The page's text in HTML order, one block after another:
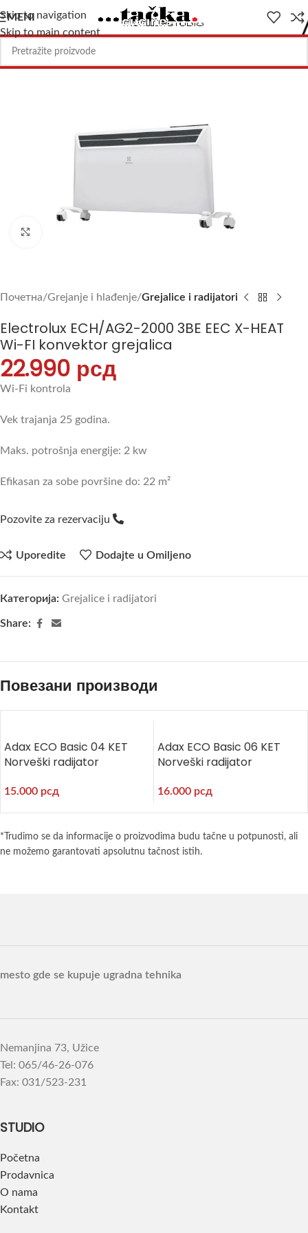
Skip to navigation
Skip to main content
MENI
Почетна Grejanje i hlađenje Grejalice i radijatori
Electrolux ECH/AG2-2000 3BE EEC X-HEAT
Wi-FI konvektor grejalica
22.990 рсд
Wi-Fi kontrola
Vek trajanja 25 godina.
Maks. potrošnja energije: 2 kw
Efikasan za sobe površine do: 22 m²
Pozovite za rezervaciju
Uporedite Dodajte u Omiljeno
Категорија: Grejalice i radijatori
Share:
Повезани производи
Adax ECO Basic 04 KET
Norveški radijator
15.000 рсд
Adax ECO Basic 06 KET
Norveški radijator
16.000 рсд
*Trudimo se da informacije o proizvodima budu tačne u potpunosti, ali
ne možemo garantovati apsolutnu tačnost istih.
mesto gde se kupuje ugradna tehnika
Nemanjina 73, Užice
Tel: 065/46-26-076
Fax: 031/523-231
STUDIO
Početna
Prodavnica
O nama
Kontakt